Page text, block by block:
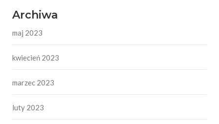
Archiwa
maj 2023
kwiecień 2023
marzec 2023
luty 2023